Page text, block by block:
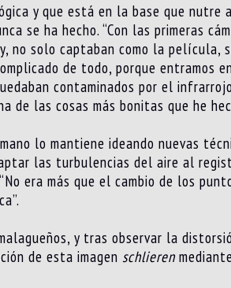
y que está en la base que nutre
se ha hecho. “Con las primeras
no solo captaban como la película,
de todo, porque entramos
contaminados por el
las cosas más bonitas que he
lo mantiene ideando nuevas
las turbulencias del aire al
era más que el cambio de los
y tras observar la
de esta imagen schlieren